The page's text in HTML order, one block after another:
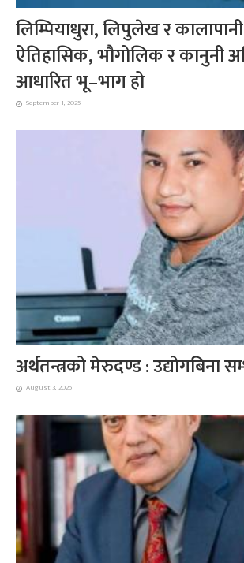
लिम्पियाधुरा, लिपुलेख र
ऐतिहासिक, भौगोलिक र कानुनी
आधारित भू–भाग हो
September 1, 2025
अर्थतन्त्रको मेरुदण्ड : उद्योगबिना
August 3, 2025